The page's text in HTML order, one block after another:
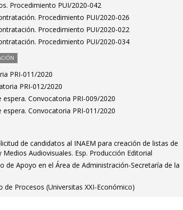
Procedimiento PUI/2020-042
Procedimiento PUI/2020-026
Procedimiento PUI/2020-022
Procedimiento PUI/2020-034
PRI-011/2020
PRI-012/2020
Convocatoria PRI-009/2020
Convocatoria PRI-011/2020
de candidatos al INAEM para creación de listas de
Audiovisuales. Esp. Producción Editorial
de Apoyo en el Área de Administración-Secretaría de la
de Procesos (Universitas XXI-Económico)